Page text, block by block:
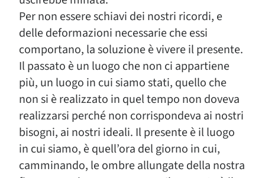
Per non essere schiavi dei nostri ricordi, e
delle deformazioni necessarie che essi
comportano, la soluzione è vivere il presente.
Il passato è un luogo che non ci appartiene
più, un luogo in cui siamo stati, quello che
non si è realizzato in quel tempo non doveva
realizzarsi perché non corrispondeva ai nostri
bisogni, ai nostri ideali. Il presente è il luogo
in cui siamo, è quell’ora del giorno in cui,
camminando, le ombre allungate della nostra